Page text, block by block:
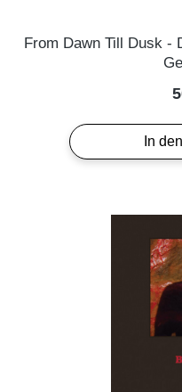
From Dawn Till Dusk -
In